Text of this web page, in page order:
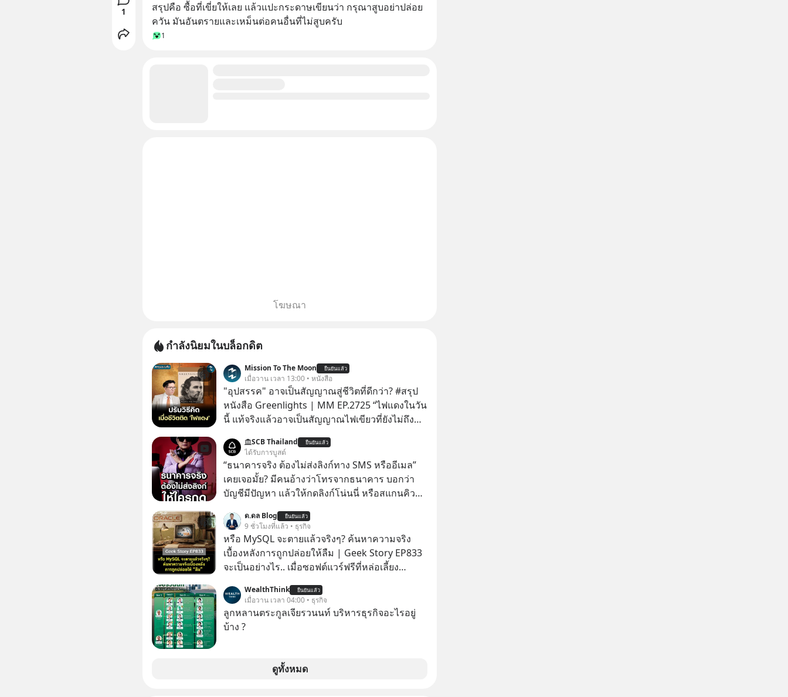
สรุปคือ ซื้อที่เขี่ยให้เลย แล้วแปะกระดาษเขียนว่า กรุณาสูบอย่าปล่อย
ควัน มันอันตรายและเหม็นต่อคนอื่นที่ไม่สูบครับ
1
1
โฆษณา
กำลังนิยมในบล็อกดิต
Mission To The Moon ยืนยันแล้ว
เมื่อวาน เวลา 13:00 • หนังสือ
"อุปสรรค" อาจเป็นสัญญาณสู่ชีวิตที่ดีกว่า? #สรุป
หนังสือ Greenlights | MM EP.2725 “ไฟแดงในวัน
นี้ แท้จริงแล้วอาจเป็นสัญญาณไฟเขียวที่ยังไม่ถึง
หนึ่ง เคยปฏิเสธเงินค่าตัวหนังรอมคอมที่สูงถึง 14.5
ล้านดอลลาร์ (หรือราว 500 ล้านบาท) เพียงเพราะ
เขาไม่อยากขังตัวเองไว้ในกล่องเดิมๆ ผลที่ตามมา
คือ โทรศัพท์ของเขากลายเป็นความเงียบสนิทนาน
นั้นกลับกลายเป็นการถอยหลังเพื่อตั้งหลัก จนส่งให้
เขาก้าวขึ้นไปยืนถือรางวัลออสการ์ ในบทบาทที่
เปลี่ยนชีวิตเขาไปตลอดกาล ใน MM EP. นี้ เราจะ
มาร่วมถอดรหัสและปรับวิธีคิดกันว่า Greenlight
(ไฟเขียว) จะสร้างมันขึ้นมาล่วงหน้าด้วยวินัยและ
ความพร้อมได้อย่างไร? Yellowlight (ไฟเหลือง) จะ
รับมือกับสัญญาณเตือน และชะลอตัวอย่างมีสติ
อย่างไร? Redlight (ไฟแดง) จะเปลี่ยนอุปสรรคและ
ความผิดพลาดให้กลายเป็นบทเรียนที่ส่งเราไปได้
อุปสรรคตรงหน้าอาจเป็นเพียงทางเลี้ยวที่พาคุณไป
SCB Thailand ยืนยันแล้ว
ได้รับการบูสต์
“ธนาคารจริง ต้องไม่ส่งลิงก์ทาง SMS หรืออีเมล”
เคยเจอมั้ย? มีคนอ้างว่าโทรจากธนาคาร บอกว่า
บัญชีมีปัญหา แล้วให้กดลิงก์โน่นนี่ หรือสแกนคิว
หลอกลวงในคราบความน่าเชื่อถือกันค่ะ #แก้เกม
กลโกง #ป้าเก๋าเล่ากลโกง #LivesSustainably #อยู่
อย่างยั่งยืน #CyberSecurity #ป้าเก๋า
#FraudEducation #FinancialLiteracy
ด.ดล Blog ยืนยันแล้ว
9 ชั่วโมงที่แล้ว • ธุรกิจ
หรือ MySQL จะตายแล้วจริงๆ? ค้นหาความจริง
เบื้องหลังการถูกปล่อยให้ลืม | Geek Story EP833
จะเป็นอย่างไร.. เมื่อซอฟต์แวร์ฟรีที่หล่อเลี้ยง
กิจการไป? นี่คือเรื่องจริงของ MySQL ฐานข้อมูล
ระดับตำนานที่โปรแกรมเมอร์คนหนึ่งใช้เวลา 27 ปี
ปลุกปั้นและตั้งชื่อตามลูกสาวของตัวเอง เมื่อรู้ว่าผล
ผนึกขอร้องคนทั้งอินเทอร์เน็ตให้ช่วยหยุดยั้งดีลนี้!
เกิดอะไรขึ้นหลังจากการควบรวมกิจการครั้ง
WealthThink ยืนยันแล้ว
เมื่อวาน เวลา 04:00 • ธุรกิจ
ลูกหลานตระกูลเจียรวนนท์ บริหารธุรกิจอะไรอยู่
บ้าง ?
ดูทั้งหมด